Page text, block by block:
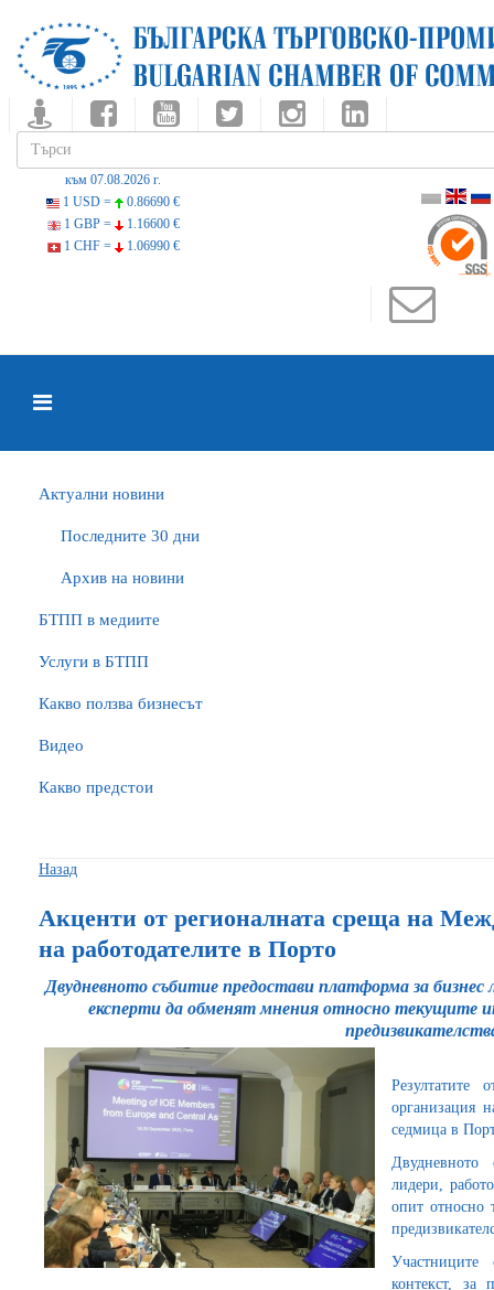
към 07.08.2026 г.
1 USD =
0.86690 €
1 GBP =
1.16600 €
1 CHF =
1.06990 €
Актуални новини
Последните 30 дни
Архив на новини
БTПП в медиите
Услуги в БТПП
Какво ползва бизнесът
Видео
Какво предстои
Назад
Акценти от регионалната среща на
на работодателите в Порто
Двудневното събитие предостави платформа за бизнес
експерти да обменят мнения относно текущите
Резултатите
организация
седмица в
Двудневното
лидери,
опит относно
контекст, за